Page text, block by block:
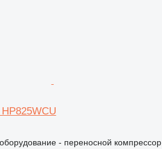
- переносной компрессор